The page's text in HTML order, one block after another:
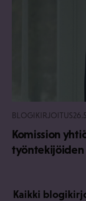
BLOGIKIRJOITUS
Komission
työntekijöiden
Kaikki